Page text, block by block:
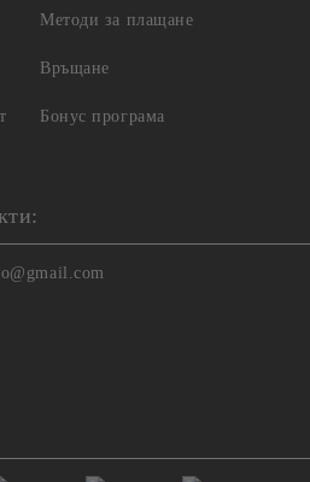
Методи за плащане
Връщане
Бонус програма